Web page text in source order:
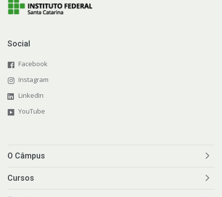
Social
Facebook
Instagram
LinkedIn
YouTube
O Câmpus
Cursos